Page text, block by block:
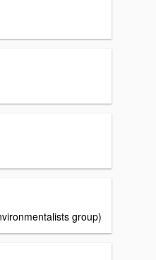
group)